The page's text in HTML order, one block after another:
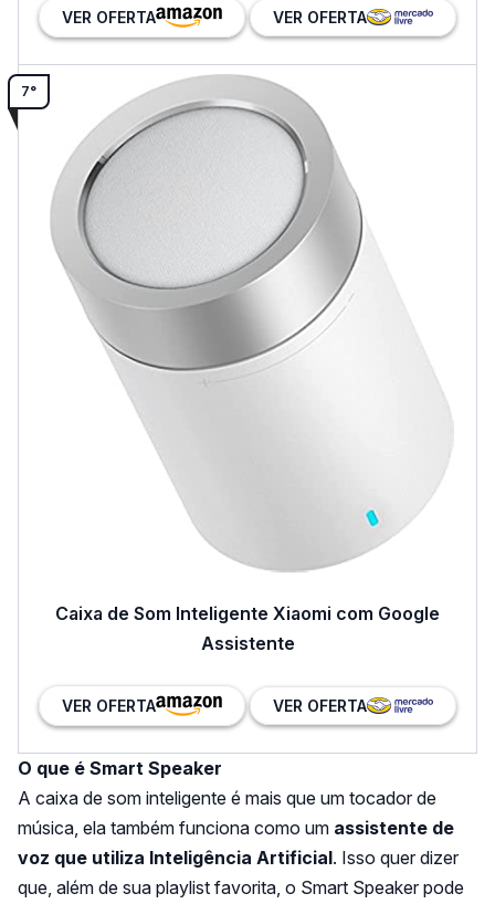
VER OFERTA VER OFERTA
7°
Caixa de Som Inteligente Xiaomi com Google
Assistente
VER OFERTA VER OFERTA
O que é Smart Speaker
A caixa de som inteligente é mais que um tocador de
música, ela também funciona como um assistente de
voz que utiliza Inteligência Artificial. Isso quer dizer
que, além de sua playlist favorita, o Smart Speaker pode